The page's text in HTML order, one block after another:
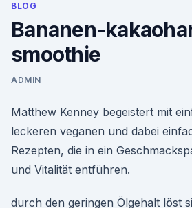
BLOG
Bananen-
smoothie
ADMIN
Matthew Kenney begeistert mit
leckeren veganen und dabei
Rezepten, die in ein
und Vitalität entführen.
durch den geringen Ölgehalt löst